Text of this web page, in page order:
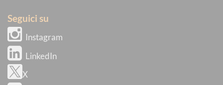
Seguici su
Instagram
LinkedIn
X